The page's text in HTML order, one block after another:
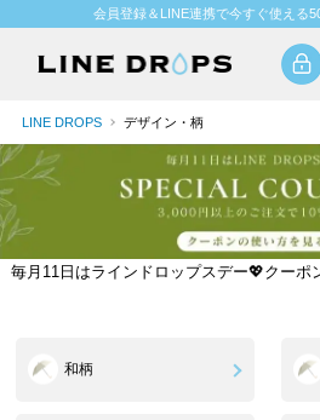
会員登録＆LINE連携で今すぐ使える
LINE DROPS デザイン・柄
毎月11日はラインドロップスデー💖クーポ
和柄